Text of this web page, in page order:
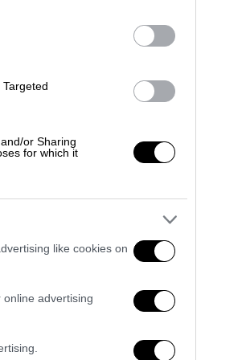
or Sharing
for which it
like cookies on
advertising
τον
δυο
ΑΠΟΣΠΑΣΜΑΤΑ...
Φωτιά σε
πλατεία
ΑΠΟΣΠΑΣΜΑΤΑ...
Ανησυχία για
γρίπης Α σε